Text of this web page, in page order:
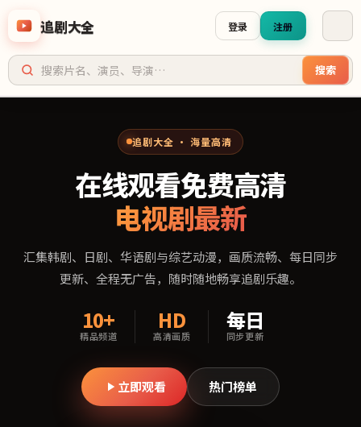
追剧大全
搜索
登录 注册
追剧大全 · 海量高清
在线观看免费高清
电视剧最新
汇集韩剧、日剧、华语剧与综艺动漫，画质流畅、每日同步
更新、全程无广告，随时随地畅享追剧乐趣。
10+
精品频道
HD
高清画质
每日
同步更新
立即观看 热门榜单